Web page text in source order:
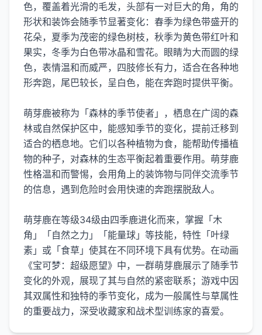
色，覆盖着光滑的毛发，头部有一对巨大的角，角的
形状和装饰会随季节显著变化：春季为绿色带盛开的
花朵，夏季为茂密的绿色树枝，秋季为黄色带红叶和
果实，冬季为白色带冰晶和雪花。眼睛为大而圆的绿
色，表情温和而威严，四肢修长有力，适合在各种地
形奔跑，尾巴较长，呈白色，能在奔跑时提供平衡。
萌芽鹿被称为「森林的季节使者」，栖息在广阔的森
林或自然保护区中，能感知季节的变化，提前迁移到
适合的栖息地。它们以各种植物为食，能帮助传播植
物的种子，对森林的生态平衡起着重要作用。萌芽鹿
性格温和而警惕，会用角上的装饰物与同伴交流季节
的信息，遇到危险时会用快速的奔跑摆脱敌人。
萌芽鹿在等级34级由四季鹿进化而来，掌握「木
角」「自然之力」「能量球」等技能，特性「叶绿
素」或「食草」使其在不同环境下具有优势。在动画
《宝可梦：超级愿望》中，一群萌芽鹿展示了随季节
变化的外观，展现了其与自然的紧密联系；游戏中因
其双属性和独特的季节变化，成为一般属性与草属性
的重要战力，深受收藏家和战术型训练家的喜爱。